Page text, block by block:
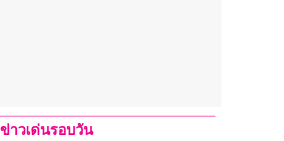
ข่าวเด่นรอบวัน